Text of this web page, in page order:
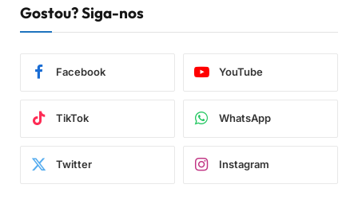
Gostou? Siga-nos
Facebook YouTube
TikTok WhatsApp
Twitter Instagram